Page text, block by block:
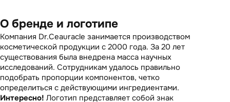
О бренде и логотипе
Компания Dr.Ceauracle занимается производством
косметической продукции с 2000 года. За 20 лет
существования была внедрена масса научных
исследований. Сотрудникам удалось правильно
подобрать пропорции компонентов, четко
определиться с действующими ингредиентами.
Интересно! Логотип представляет собой знак